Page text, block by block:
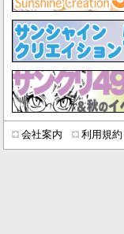
会社案内 利用規約